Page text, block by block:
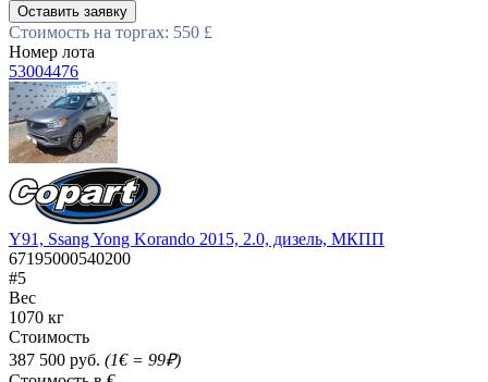
Оставить заявку
Стоимость на торгах: 550 £
Номер лота
53004476
Y91, Ssang Yong Korando 2015, 2.0, дизель, МКПП
67195000540200
#5
Вес
1070 кг
Стоимость
387 500 руб. (1€ = 99₽)